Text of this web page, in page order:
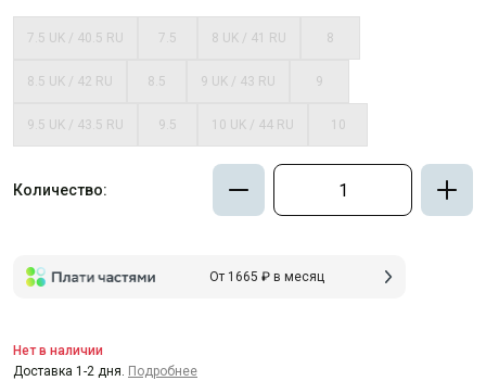
7.5 UK / 40.5 RU 7.5 8 UK / 41 RU 8
8.5 UK / 42 RU 8.5 9 UK / 43 RU 9
9.5 UK / 43.5 RU 9.5 10 UK / 44 RU 10
Количество:
От 1665 ₽ в месяц
Нет в наличии
Доставка 1-2 дня. Подробнее